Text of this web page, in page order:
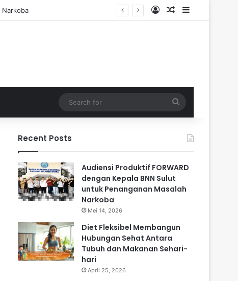
Log InRandom Article
Sidebar
for
Recent Posts
Audiensi Produktif FORWARD
dengan Kepala BNN Sulut
untuk Penanganan Masalah
Narkoba
Mei 14, 2026
Diet Fleksibel Membangun
Hubungan Sehat Antara
Tubuh dan Makanan Sehari-
hari
April 25, 2026